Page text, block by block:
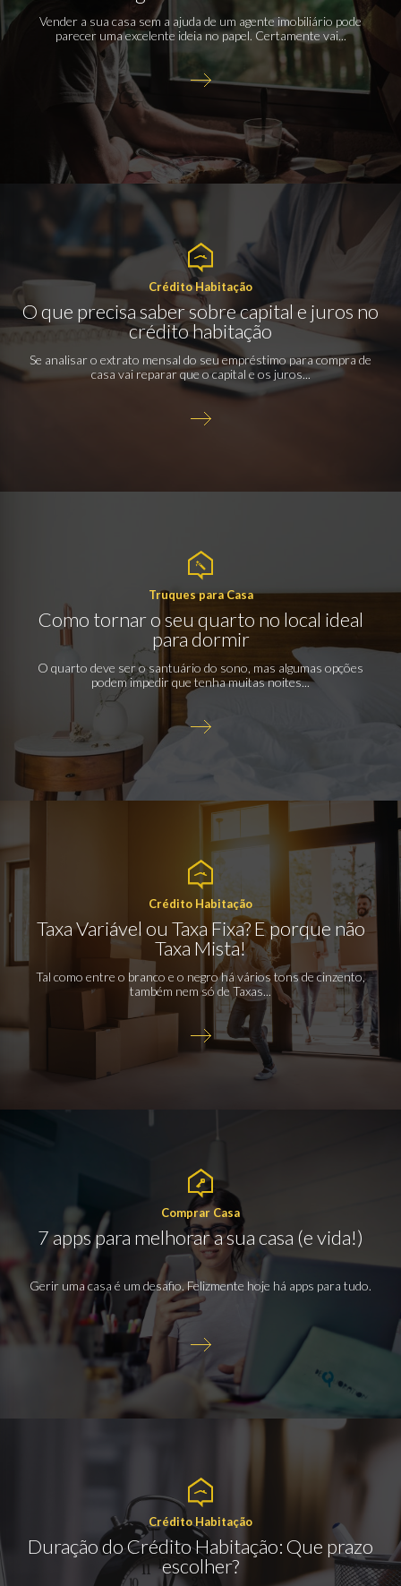
Vender a sua casa sem a ajuda de um agente imobiliário pode
parecer uma excelente ideia no papel. Certamente vai...
Crédito Habitação
O que precisa saber sobre capital e juros no
crédito habitação
Se analisar o extrato mensal do seu empréstimo para compra de
casa vai reparar que o capital e os juros...
Truques para Casa
Como tornar o seu quarto no local ideal
para dormir
O quarto deve ser o santuário do sono, mas algumas opções
podem impedir que tenha muitas noites...
Crédito Habitação
Taxa Variável ou Taxa Fixa? E porque não
Taxa Mista!
Tal como entre o branco e o negro há vários tons de cinzento,
também nem só de Taxas...
Comprar Casa
7 apps para melhorar a sua casa (e vida!)
Gerir uma casa é um desafio. Felizmente hoje há apps para tudo.
Crédito Habitação
Duração do Crédito Habitação: Que prazo
escolher?